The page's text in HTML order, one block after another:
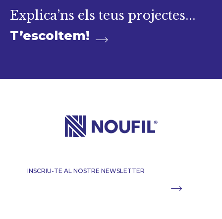
Explica’ns els teus projectes...
T’escoltem!
INSCRIU-TE AL NOSTRE NEWSLETTER